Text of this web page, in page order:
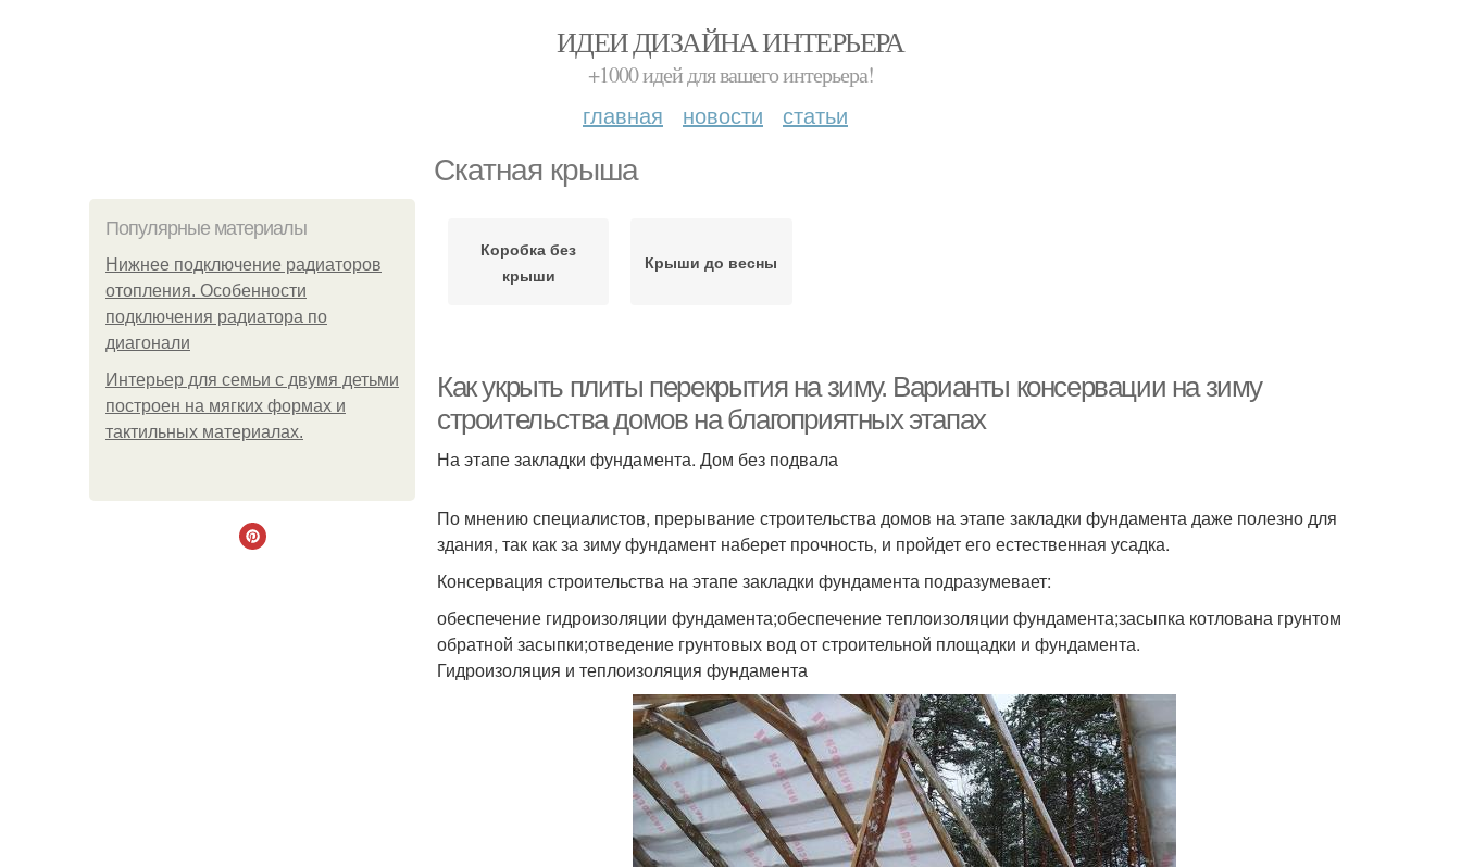
ИДЕИ ДИЗАЙНА ИНТЕРЬЕРА
+1000 идей для вашего интерьера!
главная новости статьи
Скатная крыша
Популярные материалы
Нижнее подключение радиаторов
отопления. Особенности
подключения радиатора по
диагонали
Интерьер для семьи с двумя детьми
построен на мягких формах и
тактильных материалах.
Коробка без
крыши
Крыши до весны
Как укрыть плиты перекрытия на зиму. Варианты консервации на зиму
строительства домов на благоприятных этапах
На этапе закладки фундамента. Дом без подвала
По мнению специалистов, прерывание строительства домов на этапе закладки фундамента даже полезно для
здания, так как за зиму фундамент наберет прочность, и пройдет его естественная усадка.
Консервация строительства на этапе закладки фундамента подразумевает:
обеспечение гидроизоляции фундамента;обеспечение теплоизоляции фундамента;засыпка котлована грунтом
обратной засыпки;отведение грунтовых вод от строительной площадки и фундамента.
Гидроизоляция и теплоизоляция фундамента